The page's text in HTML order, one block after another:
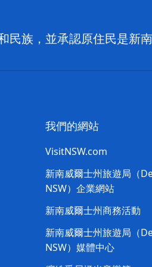
族，並承認原住民是新
我們的網站
VisitNSW.com
新南威爾士州旅遊局（
NSW）企業網站​
新南威爾士州商務活動
新南威爾士州旅遊局（
NSW）媒體中心